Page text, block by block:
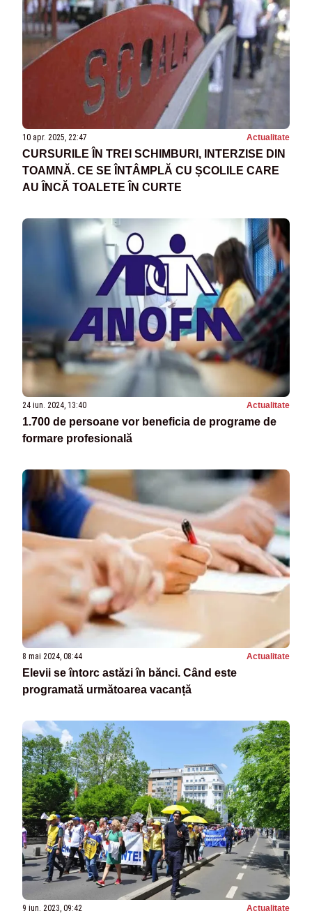
10 apr. 2025, 22:47 Actualitate
CURSURILE ÎN TREI SCHIMBURI, INTERZISE DIN
TOAMNĂ. CE SE ÎNTÂMPLĂ CU ȘCOLILE CARE
AU ÎNCĂ TOALETE ÎN CURTE
24 iun. 2024, 13:40 Actualitate
1.700 de persoane vor beneficia de programe de
formare profesională
8 mai 2024, 08:44 Actualitate
Elevii se întorc astăzi în bănci. Când este
programată următoarea vacanță
9 iun. 2023, 09:42 Actualitate